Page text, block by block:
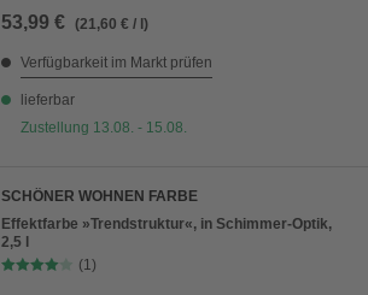
53,99 € (21,60 € / l)
Verfügbarkeit im Markt prüfen
lieferbar
Zustellung 13.08. - 15.08.
SCHÖNER WOHNEN FARBE
Effektfarbe »Trendstruktur«, in Schimmer-Optik,
2,5 l
(1)